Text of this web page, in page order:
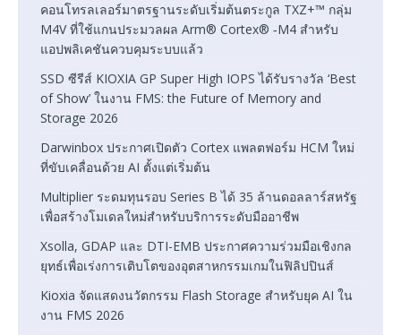
คอนโทรลเลอร์มาตรฐานระดับเริ่มต้นตระกูล TXZ+™ กลุ่ม
M4V ที่ใช้แกนประมวลผล Arm® Cortex® ‑M4 สำหรับ
แอปพลิเคชันควบคุมระบบแล้ว
SSD ซีรีส์ KIOXIA GP Super High IOPS ได้รับรางวัล ‘Best
of Show’ ในงาน FMS: the Future of Memory and
Storage 2026
Darwinbox ประกาศเปิดตัว Cortex แพลตฟอร์ม HCM ใหม่
ที่ขับเคลื่อนด้วย AI ตั้งแต่เริ่มต้น
Multiplier ระดมทุนรอบ Series B ได้ 35 ล้านดอลลาร์สหรัฐ
เพื่อสร้างโมเดลใหม่สำหรับบริการระดับมืออาชีพ
Xsolla, GDAP และ DTI-EMB ประกาศความร่วมมือเชิงกล
ยุทธ์เพื่อเร่งการเติบโตของอุตสาหกรรมเกมในฟิลิปปินส์
Kioxia จัดแสดงนวัตกรรม Flash Storage สำหรับยุค AI ใน
งาน FMS 2026